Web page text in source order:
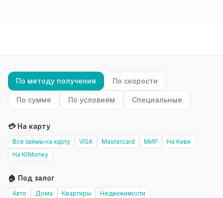
По методу получения По скорости
По сумме По условиям Специальные
💳 На карту
Все займы на карту VISA Mastercard МИР
На Киви
На ЮMoney
🏠 Под залог
Авто Дома Квартиры Недвижимости